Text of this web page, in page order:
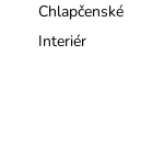
Chlapčenské
Interiér